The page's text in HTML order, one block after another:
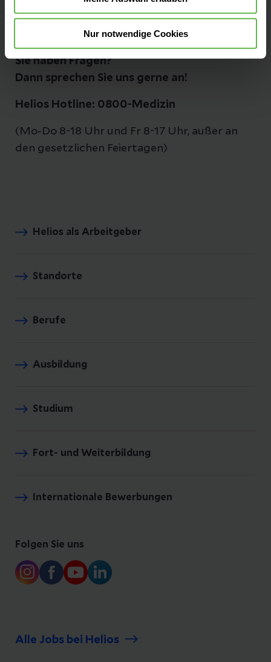
Nur notwendige Cookies
Sie haben Fragen?
Dann sprechen Sie uns gerne an!
Helios Hotline: 0800-Medizin
(Mo-Do 8-18 Uhr und Fr 8-17 Uhr, außer an
den gesetzlichen Feiertagen)
Helios als Arbeitgeber
Standorte
Berufe
Ausbildung
Studium
Fort- und Weiterbildung
Internationale Bewerbungen
Folgen Sie uns
Alle Jobs bei Helios